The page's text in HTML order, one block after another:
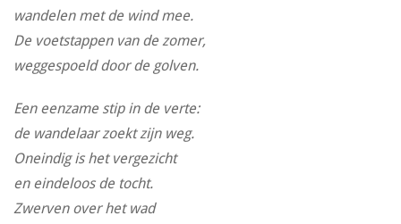
wandelen met de wind mee.
De voetstappen van de zomer,
weggespoeld door de golven.
Een eenzame stip in de verte:
de wandelaar zoekt zijn weg.
Oneindig is het vergezicht
en eindeloos de tocht.
Zwerven over het wad